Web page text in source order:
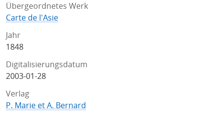
Übergeordnetes Werk
Carte de l'Asie
Jahr
1848
Digitalisierungsdatum
2003-01-28
Verlag
P. Marie et A. Bernard